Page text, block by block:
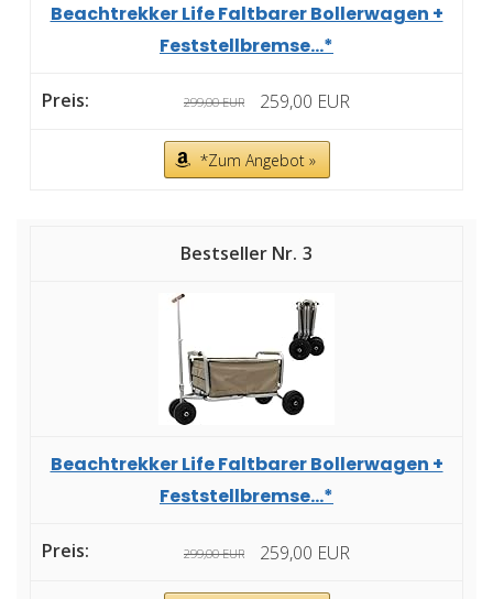
Beachtrekker Life Faltbarer Bollerwagen +
Feststellbremse...*
299,00 EUR 259,00 EUR
*Zum Angebot »
3
Beachtrekker Life Faltbarer Bollerwagen +
Feststellbremse...*
299,00 EUR 259,00 EUR